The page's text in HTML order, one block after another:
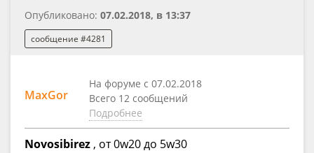
Опубликовано: 07.02.2018, в 13:37
сообщение #4281
MaxGor
На форуме с 07.02.2018
Всего 12 сообщений
Подробнее
Novosibirez , от 0w20 до 5w30